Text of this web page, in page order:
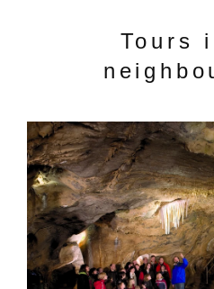
Tours